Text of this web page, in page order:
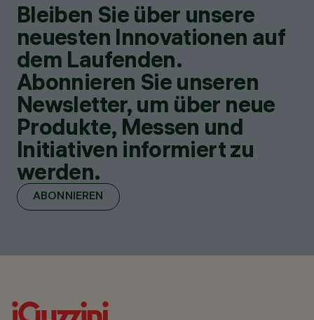
Bleiben Sie über unsere
neuesten Innovationen auf
dem Laufenden.
Abonnieren Sie unseren
Newsletter, um über neue
Produkte, Messen und
Initiativen informiert zu
werden.
ABONNIEREN